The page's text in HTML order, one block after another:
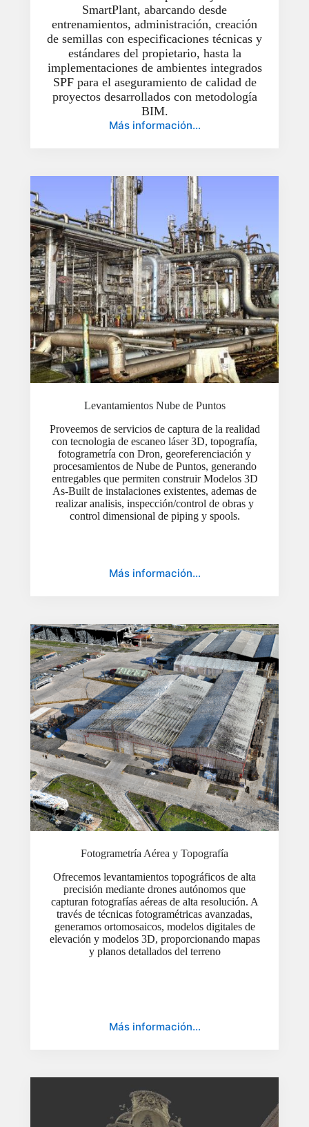
SmartPlant, abarcando desde
entrenamientos, administración, creación
de semillas con especificaciones técnicas y
estándares del propietario, hasta la
implementaciones de ambientes integrados
SPF para el aseguramiento de calidad de
proyectos desarrollados con metodología
BIM.
Más información…
Levantamientos Nube de Puntos
Proveemos de servicios de captura de la realidad
con tecnologia de escaneo láser 3D, topografía,
fotogrametría con Dron, georeferenciación y
procesamientos de Nube de Puntos, generando
entregables que permiten construir Modelos 3D
As-Built de instalaciones existentes, ademas de
realizar analisis, inspección/control de obras y
control dimensional de piping y spools.
Más información…
Fotogrametría Aérea y Topografía
Ofrecemos levantamientos topográficos de alta
precisión mediante drones autónomos que
capturan fotografías aéreas de alta resolución. A
través de técnicas fotogramétricas avanzadas,
generamos ortomosaicos, modelos digitales de
elevación y modelos 3D, proporcionando mapas
y planos detallados del terreno
Más información…